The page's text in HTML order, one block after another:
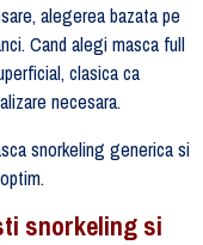
alegerea bazata pe
Cand alegi masca full
clasica ca
necesara.
snorkeling generica si
snorkeling si